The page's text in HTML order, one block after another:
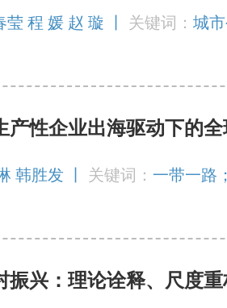
程 媛 赵 璇 丨 关键词：城
产性企业出海驱动下的
韩胜发 丨 关键词： 一带一路
振兴：理论诠释、尺度